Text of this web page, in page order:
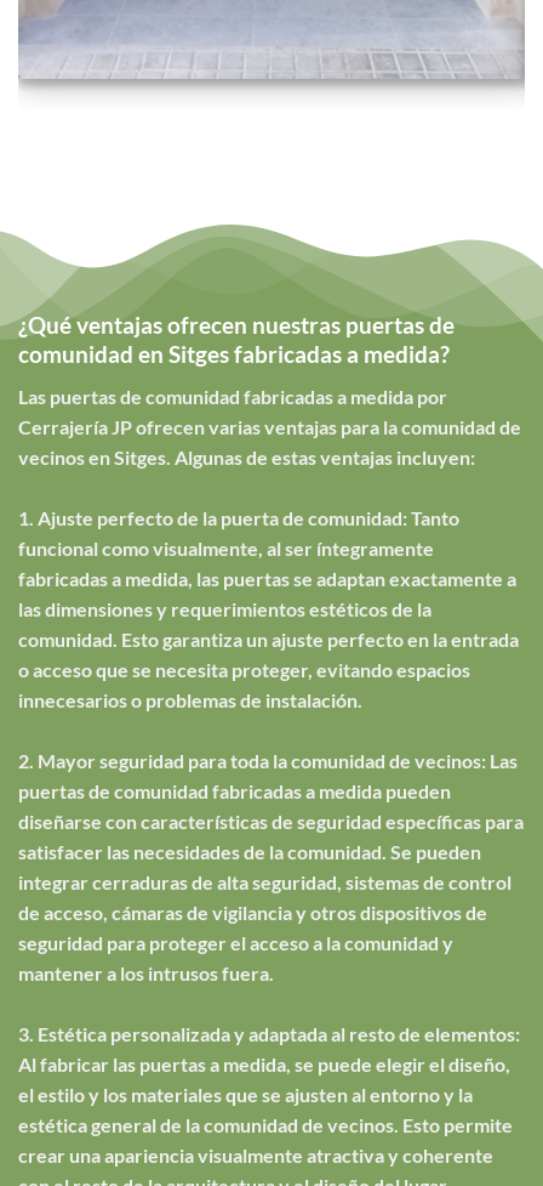
¿Qué ventajas ofrecen nuestras puertas de
comunidad en Sitges fabricadas a medida?
Las puertas de comunidad fabricadas a medida por
Cerrajería JP ofrecen varias ventajas para la comunidad de
vecinos en Sitges. Algunas de estas ventajas incluyen:
1. Ajuste perfecto de la puerta de comunidad: Tanto
funcional como visualmente, al ser íntegramente
fabricadas a medida, las puertas se adaptan exactamente a
las dimensiones y requerimientos estéticos de la
comunidad. Esto garantiza un ajuste perfecto en la entrada
o acceso que se necesita proteger, evitando espacios
innecesarios o problemas de instalación.
2. Mayor seguridad para toda la comunidad de vecinos: Las
puertas de comunidad fabricadas a medida pueden
diseñarse con características de seguridad específicas para
satisfacer las necesidades de la comunidad. Se pueden
integrar cerraduras de alta seguridad, sistemas de control
de acceso, cámaras de vigilancia y otros dispositivos de
seguridad para proteger el acceso a la comunidad y
mantener a los intrusos fuera.
3. Estética personalizada y adaptada al resto de elementos:
Al fabricar las puertas a medida, se puede elegir el diseño,
el estilo y los materiales que se ajusten al entorno y la
estética general de la comunidad de vecinos. Esto permite
crear una apariencia visualmente atractiva y coherente